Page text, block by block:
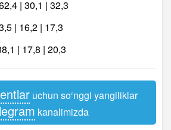
| 30,1 | 32,3
| 16,2 | 17,3
| 17,8 | 20,3
uchun so‘nggi yangiliklar
kanalimizda